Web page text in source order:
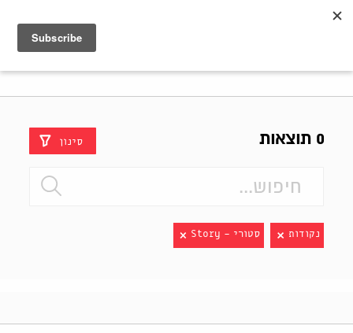
0 תוצאות סינון
נקודות סטורי - Story